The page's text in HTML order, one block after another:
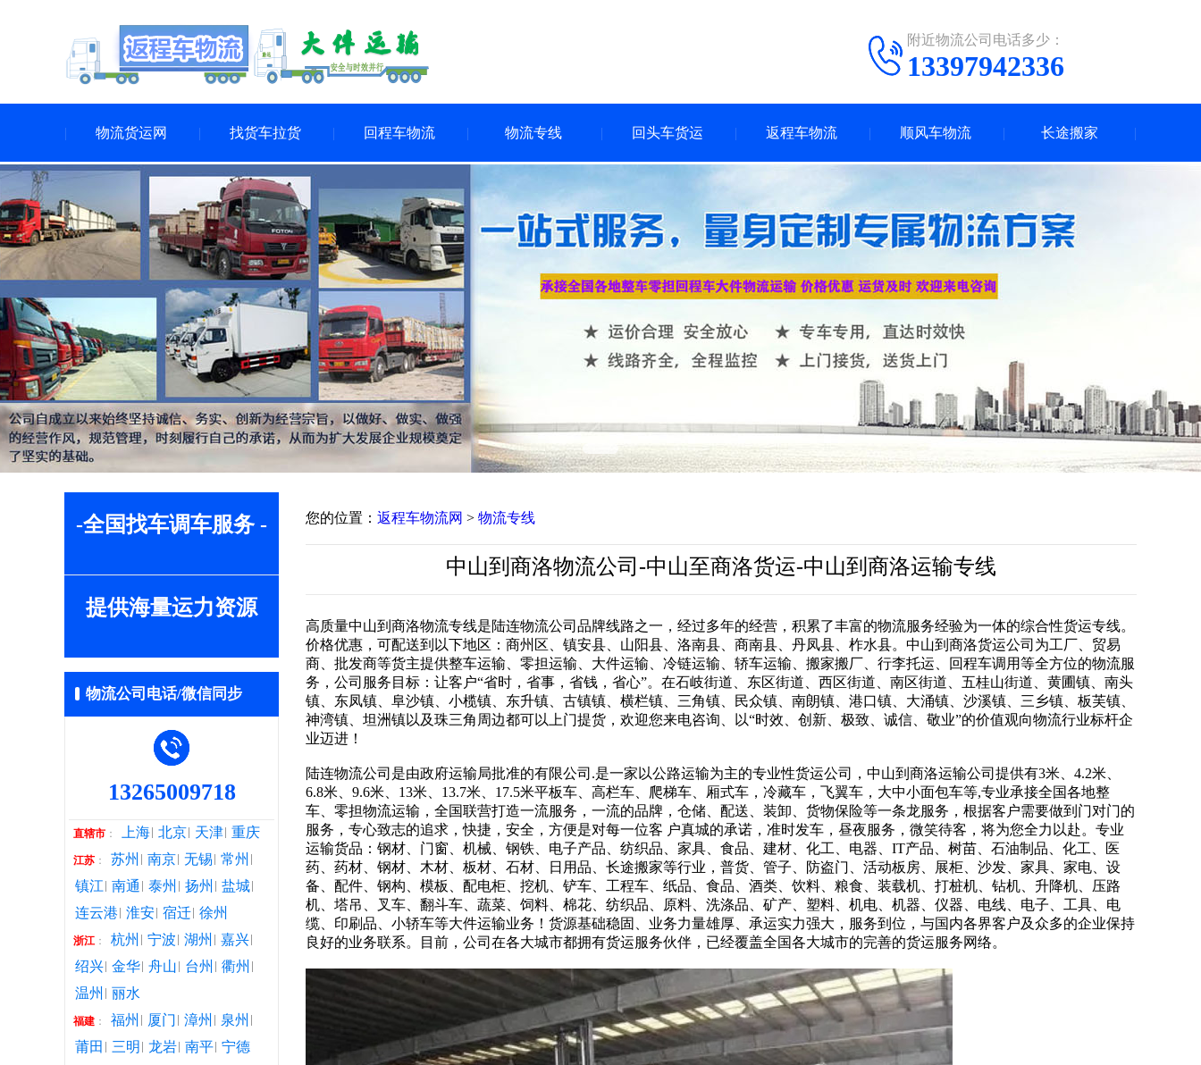
附近物流公司电话多少：
13397942336
物流货运网 找货车拉货 回程车物流 物流专线 回头车货运 返程车物流 顺风车物流 长途搬家
-全国找车调车服务 -
提供海量运力资源
物流公司电话/微信同步
13265009718
直辖市 ： 上海 北京 天津 重庆
江苏 ： 苏州 南京 无锡 常州
镇江 南通 泰州 扬州
盐城
连云港 淮安 宿迁 徐州
浙江 ： 杭州 宁波 湖州
嘉兴
绍兴 金华 舟山 台州
衢州
温州
丽水
福建 ： 福州 厦门 漳州
泉州
莆田
三明 龙岩 南平 宁德
您的位置： 返程车物流网 > 物流专线
中山到商洛物流公司-中山至商洛货运-中山到商洛运输专线
高质量中山到商洛物流专线是陆连物流公司品牌线路之一，经过多年的经营，积累了丰富的物流服务经验为一体的综合性货运专线。
价格优惠，可配送到以下地区：商州区、镇安县、山阳县、洛南县、商南县、丹凤县、柞水县。中山到商洛货运公司为工厂、贸易
商、批发商等货主提供整车运输、零担运输、大件运输、冷链运输、轿车运输、搬家搬厂、行李托运、回程车调用等全方位的物流服
务，公司服务目标：让客户“省时，省事，省钱，省心”。在石岐街道、东区街道、西区街道、南区街道、五桂山街道、黄圃镇、南头
镇、东凤镇、阜沙镇、小榄镇、东升镇、古镇镇、横栏镇、三角镇、民众镇、南朗镇、港口镇、大涌镇、沙溪镇、三乡镇、板芙镇、
神湾镇、坦洲镇以及珠三角周边都可以上门提货，欢迎您来电咨询、以“时效、创新、极致、诚信、敬业”的价值观向物流行业标杆企
业迈进！
陆连物流公司是由政府运输局批准的有限公司.是一家以公路运输为主的专业性货运公司，中山到商洛运输公司提供有3米、4.2米、
6.8米、9.6米、13米、13.7米、17.5米平板车、高栏车、爬梯车、厢式车，冷藏车，飞翼车，大中小面包车等,专业承接全国各地整
车、零担物流运输，全国联营打造一流服务，一流的品牌，仓储、配送、装卸、货物保险等一条龙服务，根据客户需要做到门对门的
服务，专心致志的追求，快捷，安全，方便是对每一位客 户真城的承诺，准时发车，昼夜服务，微笑待客，将为您全力以赴。专业
运输货品：钢材、门窗、机械、钢铁、电子产品、纺织品、家具、食品、建材、化工、电器、IT产品、树苗、石油制品、化工、医
药、药材、钢材、木材、板材、石材、日用品、长途搬家等行业，普货、管子、防盗门、活动板房、展柜、沙发、家具、家电、设
备、配件、钢构、模板、配电柜、挖机、铲车、工程车、纸品、食品、酒类、饮料、粮食、装载机、打桩机、钻机、升降机、压路
机、塔吊、叉车、翻斗车、蔬菜、饲料、棉花、纺织品、原料、洗涤品、矿产、塑料、机电、机器、仪器、电线、电子、工具、电
缆、印刷品、小轿车等大件运输业务！货源基础稳固、业务力量雄厚、承运实力强大，服务到位，与国内各界客户及众多的企业保持
良好的业务联系。目前，公司在各大城市都拥有货运服务伙伴，已经覆盖全国各大城市的完善的货运服务网络。